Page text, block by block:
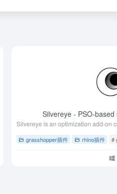
Silvereye - PSO-based
grasshopper插件 rhino插件 #